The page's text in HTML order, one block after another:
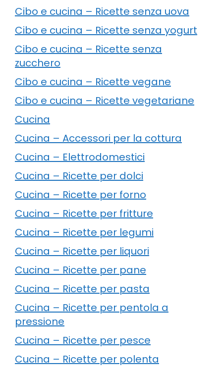
Cibo e cucina – Ricette senza uova
Cibo e cucina – Ricette senza yogurt
Cibo e cucina – Ricette senza
zucchero
Cibo e cucina – Ricette vegane
Cibo e cucina – Ricette vegetariane
Cucina
Cucina – Accessori per la cottura
Cucina – Elettrodomestici
Cucina – Ricette per dolci
Cucina – Ricette per forno
Cucina – Ricette per fritture
Cucina – Ricette per legumi
Cucina – Ricette per liquori
Cucina – Ricette per pane
Cucina – Ricette per pasta
Cucina – Ricette per pentola a
pressione
Cucina – Ricette per pesce
Cucina – Ricette per polenta